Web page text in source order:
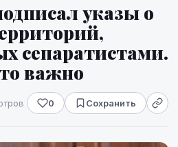
указы о
сепаратистами.
важно
0 Сохранить